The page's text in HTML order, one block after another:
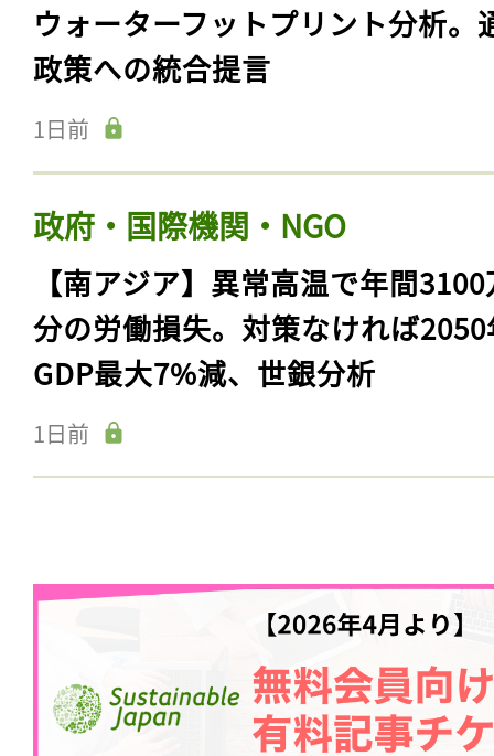
ウォーターフットプリント分析。
政策への統合提言
1日前
政府・国際機関・NGO
【南アジア】異常高温で年間
分の労働損失。対策なければ
GDP最大7%減、世銀分析
1日前